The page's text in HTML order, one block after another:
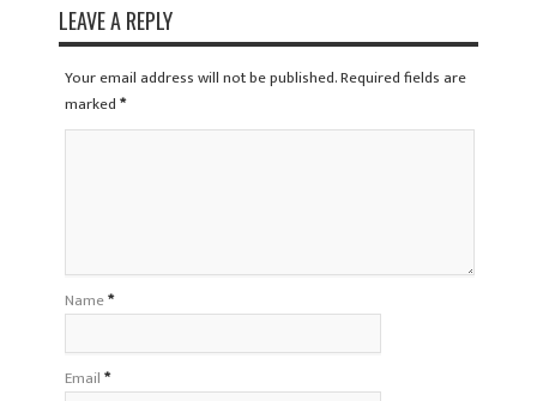
LEAVE A REPLY
Your email address will not be published. Required fields are
marked*
Name*
Email*